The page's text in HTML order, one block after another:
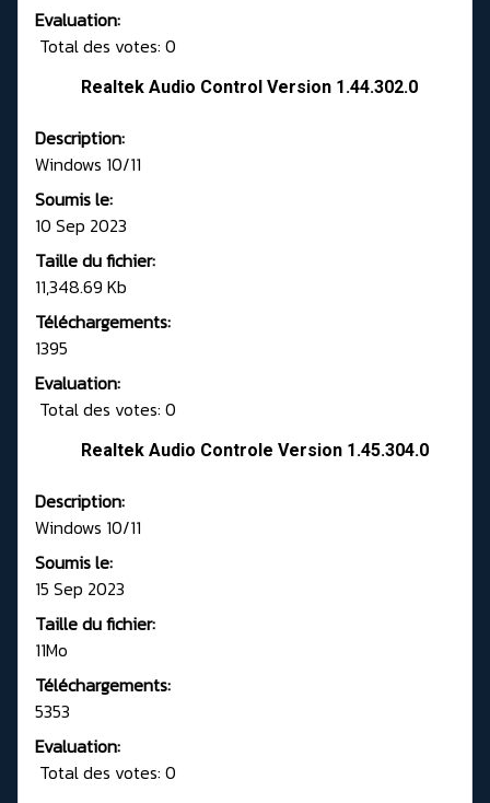
Evaluation:
Total des votes: 0
Realtek Audio Control Version 1.44.302.0
Description:
Windows 10/11
Soumis le:
10 Sep 2023
Taille du fichier:
11,348.69 Kb
Téléchargements:
1395
Evaluation:
Total des votes: 0
Realtek Audio Controle Version 1.45.304.0
Description:
Windows 10/11
Soumis le:
15 Sep 2023
Taille du fichier:
11Mo
Téléchargements:
5353
Evaluation:
Total des votes: 0